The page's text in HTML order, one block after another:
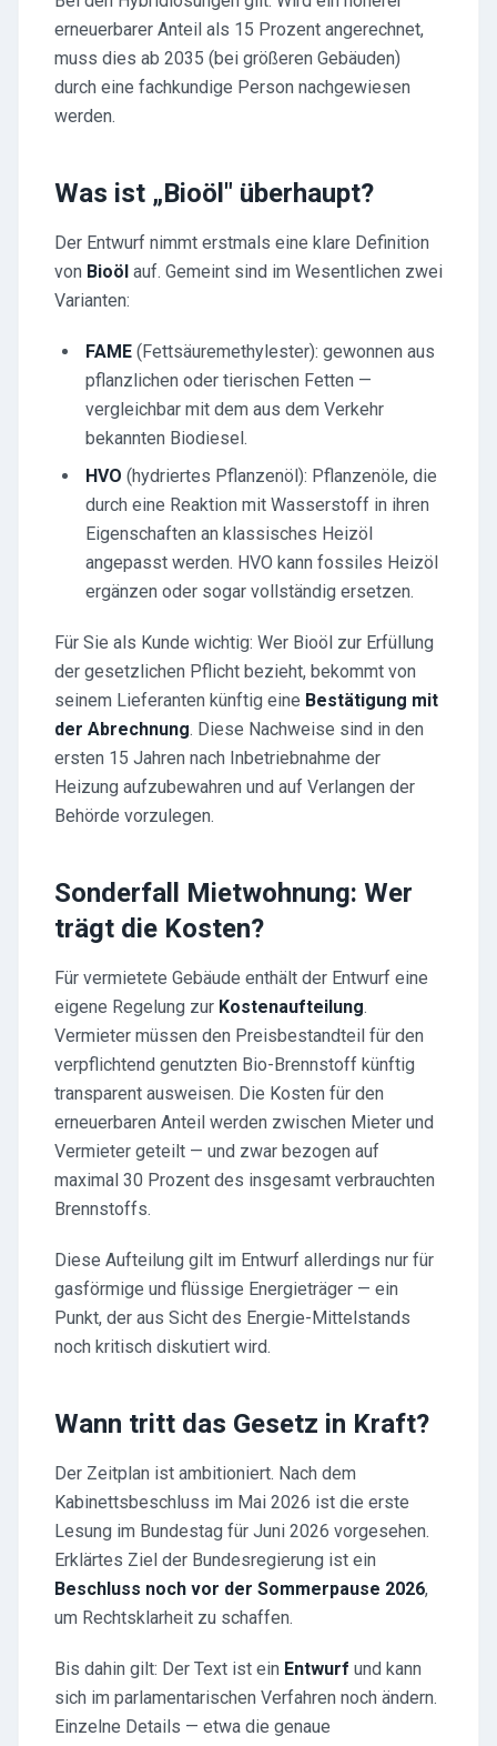
erneuerbarer Anteil als 15 Prozent angerechnet,
muss dies ab 2035 (bei größeren Gebäuden)
durch eine fachkundige Person nachgewiesen
werden.
Was ist „Bioöl" überhaupt?
Der Entwurf nimmt erstmals eine klare Definition
von Bioöl auf. Gemeint sind im Wesentlichen zwei
Varianten:
FAME (Fettsäuremethylester): gewonnen aus
pflanzlichen oder tierischen Fetten —
vergleichbar mit dem aus dem Verkehr
bekannten Biodiesel.
HVO (hydriertes Pflanzenöl): Pflanzenöle, die
durch eine Reaktion mit Wasserstoff in ihren
Eigenschaften an klassisches Heizöl
angepasst werden. HVO kann fossiles Heizöl
ergänzen oder sogar vollständig ersetzen.
Für Sie als Kunde wichtig: Wer Bioöl zur Erfüllung
der gesetzlichen Pflicht bezieht, bekommt von
seinem Lieferanten künftig eine Bestätigung mit
der Abrechnung. Diese Nachweise sind in den
ersten 15 Jahren nach Inbetriebnahme der
Heizung aufzubewahren und auf Verlangen der
Behörde vorzulegen.
Sonderfall Mietwohnung: Wer
trägt die Kosten?
Für vermietete Gebäude enthält der Entwurf eine
eigene Regelung zur Kostenaufteilung.
Vermieter müssen den Preisbestandteil für den
verpflichtend genutzten Bio-Brennstoff künftig
transparent ausweisen. Die Kosten für den
erneuerbaren Anteil werden zwischen Mieter und
Vermieter geteilt — und zwar bezogen auf
maximal 30 Prozent des insgesamt verbrauchten
Brennstoffs.
Diese Aufteilung gilt im Entwurf allerdings nur für
gasförmige und flüssige Energieträger — ein
Punkt, der aus Sicht des Energie-Mittelstands
noch kritisch diskutiert wird.
Wann tritt das Gesetz in Kraft?
Der Zeitplan ist ambitioniert. Nach dem
Kabinettsbeschluss im Mai 2026 ist die erste
Lesung im Bundestag für Juni 2026 vorgesehen.
Erklärtes Ziel der Bundesregierung ist ein
Beschluss noch vor der Sommerpause 2026,
um Rechtsklarheit zu schaffen.
Bis dahin gilt: Der Text ist ein Entwurf und kann
sich im parlamentarischen Verfahren noch ändern.
Einzelne Details — etwa die genaue